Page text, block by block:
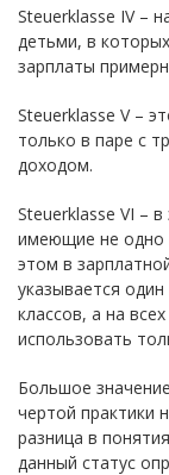
Steuerklasse IV –
детьми, в
зарплаты
Steuerklasse V –
только в паре с
доходом.
Steuerklasse VI –
имеющие не одно
этом в
указывается
классов, а на
использовать
Большое
чертой практики
разница в
данный статус